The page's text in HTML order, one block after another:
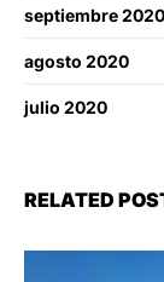
septiembre 2020
agosto 2020
julio 2020
RELATED